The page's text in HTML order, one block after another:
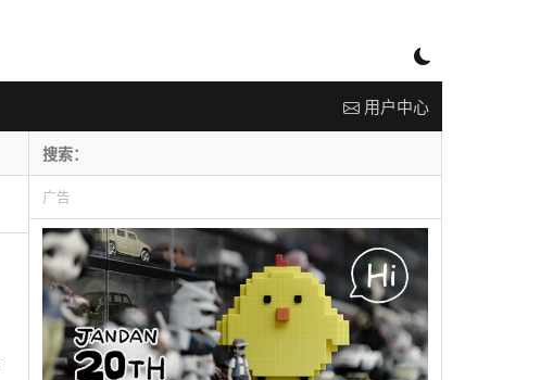
用户中心
广告